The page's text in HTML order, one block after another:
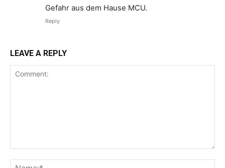
Gefahr aus dem Hause MCU.
Reply
LEAVE A REPLY